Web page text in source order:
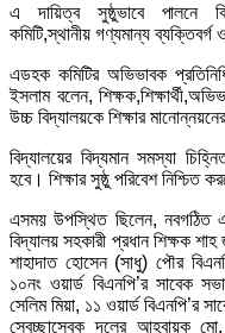
এ দায়িত্ব সুষ্ঠুভাবে পালনে
কমিটি,স্থানীয় গণ্যমান্য ব্যক্তিবর্গ
এডহক কমিটির অভিভাবক
ইসলাম বলেন,
উচ্চ বিদ্যালয়কে শিক্ষার
বিদ্যালয়ের বিদ্যমান সমস্যা
হবে। শিক্ষার সুষ্ঠু পরিবেশ
এসময় উপস্থিত ছিলেন, নবগঠিত
বিদ্যালয় সহকারী প্রধান শিক্ষক
শাহাদাত হোসেন (সাধু) পৌর
১০নং ওয়ার্ড বিএনপি’র সাবেক
সেলিম মিয়া, ১১ ওয়ার্ড বিএনপি’র
স্বেচ্ছাসেবক দলের আহবায়ক